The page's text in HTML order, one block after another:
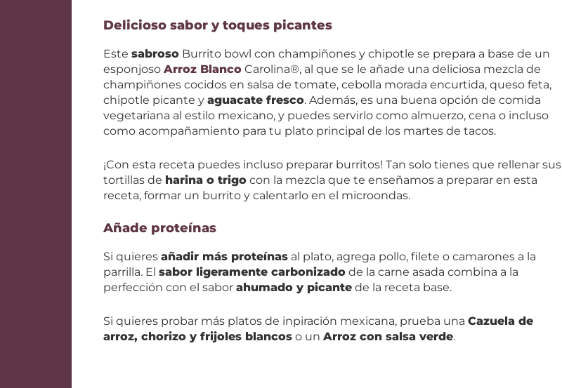
Delicioso sabor y toques picantes
Este sabroso Burrito bowl con champiñones y chipotle se prepara a base de un
esponjoso Arroz Blanco Carolina®, al que se le añade una deliciosa mezcla de
champiñones cocidos en salsa de tomate, cebolla morada encurtida, queso feta,
chipotle picante y aguacate fresco. Además, es una buena opción de comida
vegetariana al estilo mexicano, y puedes servirlo como almuerzo, cena o incluso
como acompañamiento para tu plato principal de los martes de tacos.
¡Con esta receta puedes incluso preparar burritos! Tan solo tienes que rellenar sus
tortillas de harina o trigo con la mezcla que te enseñamos a preparar en esta
receta, formar un burrito y calentarlo en el microondas.
Añade proteínas
Si quieres añadir más proteínas al plato, agrega pollo, filete o camarones a la
parrilla. El sabor ligeramente carbonizado de la carne asada combina a la
perfección con el sabor ahumado y picante de la receta base.
Si quieres probar más platos de inpiración mexicana, prueba una Cazuela de
arroz, chorizo y frijoles blancos o un Arroz con salsa verde.